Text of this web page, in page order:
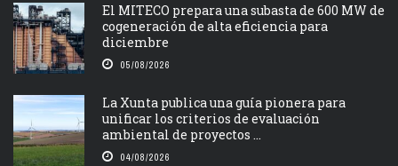
El MITECO prepara una subasta de 600 MW de
cogeneración de alta eficiencia para
diciembre
05/08/2026
La Xunta publica una guía pionera para
unificar los criterios de evaluación
ambiental de proyectos ...
04/08/2026